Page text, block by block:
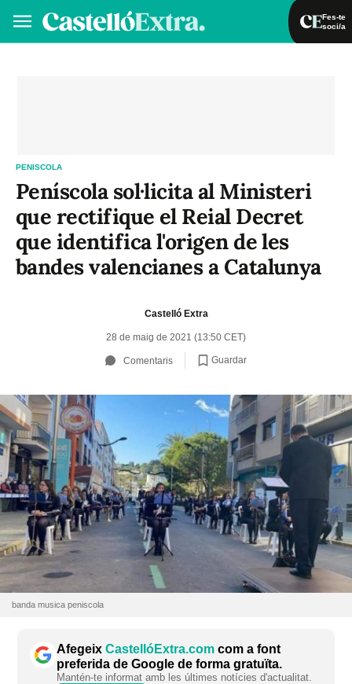
Fes-te
soci/a
PENISCOLA
Peníscola sol·licita al Ministeri
que rectifique el Reial Decret
que identifica l'origen de les
bandes valencianes a Catalunya
Castelló Extra
28 de maig de 2021 (13:50 CET)
Comentaris Guardar
banda musica peniscola
Afegeix CastellóExtra.com com a font
preferida de Google de forma gratuïta.
Mantén-te informat amb les últimes notícies d'actualitat.